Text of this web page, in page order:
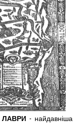
ЛАВРИ - найдавніша